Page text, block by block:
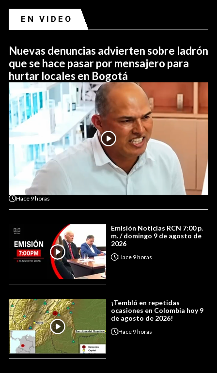
EN VIDEO
Nuevas denuncias advierten sobre ladrón
que se hace pasar por mensajero para
hurtar locales en Bogotá
Hace 9 horas
Emisión Noticias RCN 7:00 p.
m. / domingo 9 de agosto de
2026
Hace 9 horas
¡Tembló en repetidas
ocasiones en Colombia hoy 9
de agosto de 2026!
Hace 9 horas